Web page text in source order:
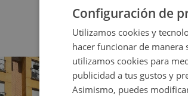
Configuración de
Utilizamos cookies y
hacer funcionar de manera
utilizamos cookies para
publicidad a tus gustos y
Asimismo, puedes